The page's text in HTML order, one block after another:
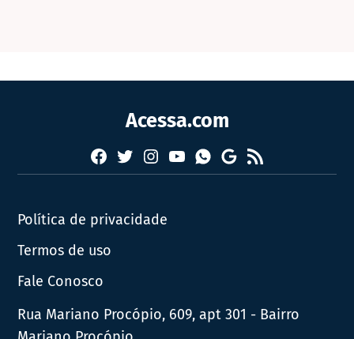
Acessa.com
Facebook
TwitterInstagram
YouTubeWhatsapp
Google
News
RSS
Política de privacidade
Termos de uso
Fale Conosco
Rua Mariano Procópio, 609, apt 301 - Bairro